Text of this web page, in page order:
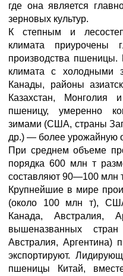
где она является
зерновых культур.
К степным и
климата приурочены
производства пшеницы.
климата с холодными
Канады, районы
Казахстан,
пшеницу, умеренно
зимами (США, страны
др.) — более урожайную
При среднем объеме
порядка 600 млн т
составляют 90—100 млн
Крупнейшие в мире
(около 100 млн т),
Канада, Австралия,
вышеназванных
Австралия, Аргентина)
экспортируют.
пшеницы Китай,